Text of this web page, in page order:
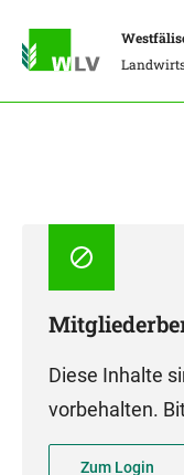
Diese Inhalte
vorbehalten.
Zum Login